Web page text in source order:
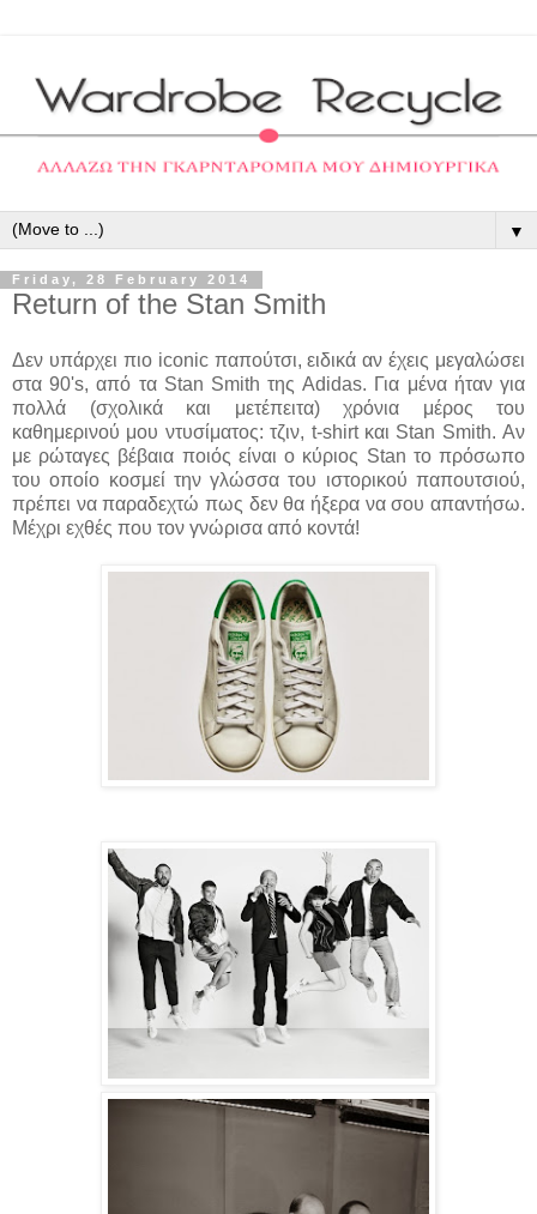
▼
Friday, 28 February 2014
Return of the Stan Smith
Δεν υπάρχει πιο iconic παπούτσι, ειδικά αν έχεις μεγαλώσει
στα 90's, από τα Stan Smith της Adidas. Για μένα ήταν για
πολλά (σχολικά και μετέπειτα) χρόνια μέρος του
καθημερινού μου ντυσίματος: τζιν, t-shirt και Stan Smith. Αν
με ρώταγες βέβαια ποιός είναι ο κύριος Stan το πρόσωπο
του οποίο κοσμεί την γλώσσα του ιστορικού παπουτσιού,
πρέπει να παραδεχτώ πως δεν θα ήξερα να σου απαντήσω.
Μέχρι εχθές που τον γνώρισα από κοντά!